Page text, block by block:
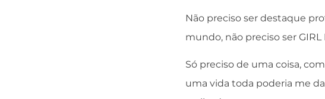
Não preciso ser destaque
mundo, não preciso ser
Só preciso de uma coisa,
uma vida toda poderia me